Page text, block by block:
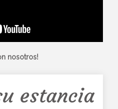
nosotros!
estancia